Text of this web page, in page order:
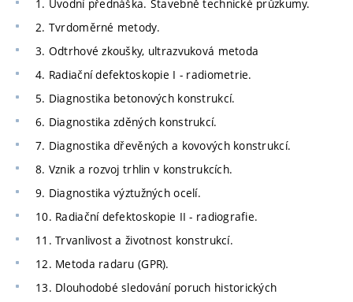
1. Úvodní přednáška. Stavebně technické průzkumy.
2. Tvrdoměrné metody.
3. Odtrhové zkoušky, ultrazvuková metoda
4. Radiační defektoskopie I - radiometrie.
5. Diagnostika betonových konstrukcí.
6. Diagnostika zděných konstrukcí.
7. Diagnostika dřevěných a kovových konstrukcí.
8. Vznik a rozvoj trhlin v konstrukcích.
9. Diagnostika výztužných ocelí.
10. Radiační defektoskopie II - radiografie.
11. Trvanlivost a životnost konstrukcí.
12. Metoda radaru (GPR).
13. Dlouhodobé sledování poruch historických